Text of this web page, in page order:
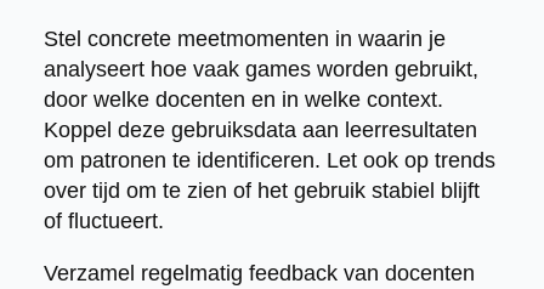
Stel concrete meetmomenten in waarin je
analyseert hoe vaak games worden gebruikt,
door welke docenten en in welke context.
Koppel deze gebruiksdata aan leerresultaten
om patronen te identificeren. Let ook op trends
over tijd om te zien of het gebruik stabiel blijft
of fluctueert.
Verzamel regelmatig feedback van docenten